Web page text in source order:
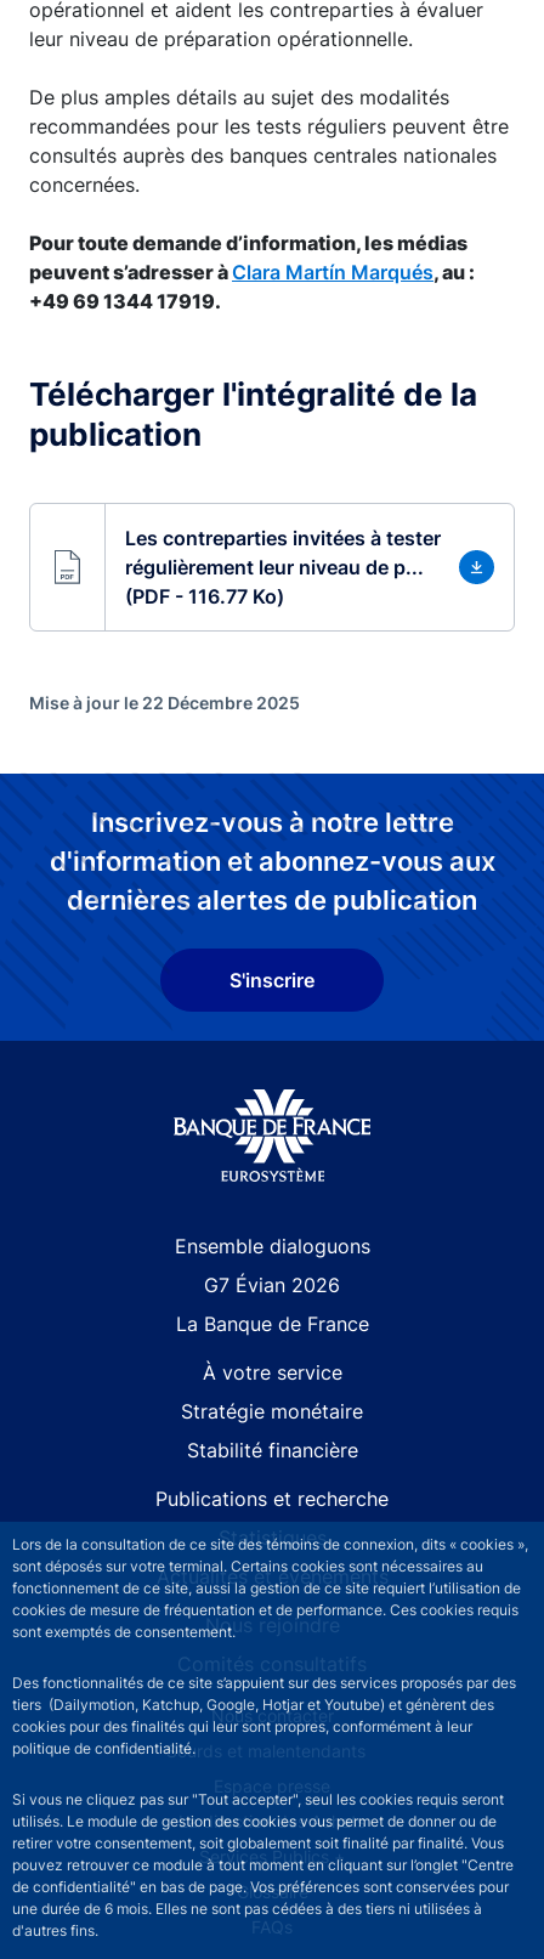
Lors de la consultation de ce site des témoins de connexion, dits « cookies »,
sont déposés sur votre terminal. Certains cookies sont nécessaires au
fonctionnement de ce site, aussi la gestion de ce site requiert l’utilisation de
cookies de mesure de fréquentation et de performance. Ces cookies requis
sont exemptés de consentement.
Des fonctionnalités de ce site s’appuient sur des services proposés par des
tiers (Dailymotion, Katchup, Google, Hotjar et Youtube) et génèrent des
cookies pour des finalités qui leur sont propres, conformément à leur
politique de confidentialité.
Si vous ne cliquez pas sur "Tout accepter", seul les cookies requis seront
utilisés. Le module de gestion des cookies vous permet de donner ou de
retirer votre consentement, soit globalement soit finalité par finalité. Vous
pouvez retrouver ce module à tout moment en cliquant sur l’onglet "Centre
de confidentialité" en bas de page. Vos préférences sont conservées pour
une durée de 6 mois. Elles ne sont pas cédées à des tiers ni utilisées à
d'autres fins.
opérationnel et aident les contreparties à évaluer
leur niveau de préparation opérationnelle.
De plus amples détails au sujet des modalités
recommandées pour les tests réguliers peuvent être
consultés auprès des banques centrales nationales
concernées.
Pour toute demande d’information, les médias
peuvent s’adresser àClara Martín Marqués, au :
+49 69 1344 17919.
Télécharger l'intégralité de la
publication
Les contreparties invitées à tester
régulièrement leur niveau de p...
(PDF - 116.77 Ko)
Mise à jour le 22 Décembre 2025
Inscrivez-vous à notre lettre
d'information et abonnez-vous aux
dernières alertes de publication
S'inscrire
Ensemble dialoguons
G7 Évian 2026
La Banque de France
À votre service
Stratégie monétaire
Stabilité financière
Publications et recherche
Statistiques
Actualités et événements
Nous rejoindre
Comités consultatifs
Footer secondary menuNous contacter
Sourds et malentendants
Espace presse
La direction des Achats
Services Publics +
Glossaire
FAQs